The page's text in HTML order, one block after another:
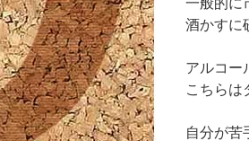
酒かすに
アルコー
こちらは
自分が苦